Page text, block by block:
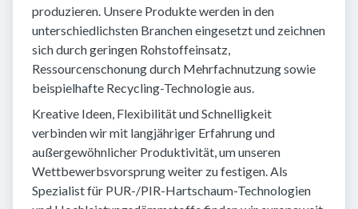
produzieren. Unsere Produkte werden in den
unterschiedlichsten Branchen eingesetzt und zeichnen
sich durch geringen Rohstoffeinsatz,
Ressourcenschonung durch Mehrfachnutzung sowie
beispielhafte Recycling-Technologie aus.
Kreative Ideen, Flexibilität und Schnelligkeit
verbinden wir mit langjähriger Erfahrung und
außergewöhnlicher Produktivität, um unseren
Wettbewerbsvorsprung weiter zu festigen. Als
Spezialist für PUR-/PIR-Hartschaum-Technologien